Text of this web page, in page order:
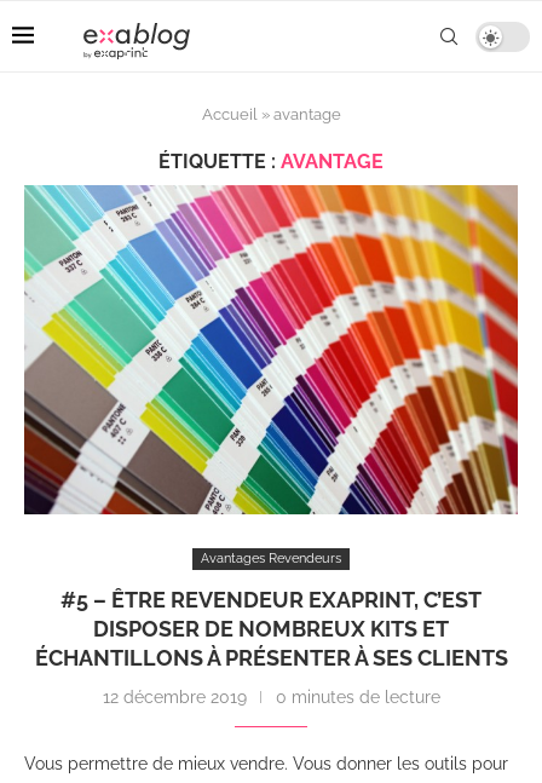
Accueil» avantage
ÉTIQUETTE : AVANTAGE
Avantages Revendeurs
#5 – ÊTRE REVENDEUR EXAPRINT, C’EST
DISPOSER DE NOMBREUX KITS ET
ÉCHANTILLONS À PRÉSENTER À SES CLIENTS
12 décembre 2019 0 minutes de lecture
Vous permettre de mieux vendre. Vous donner les outils pour